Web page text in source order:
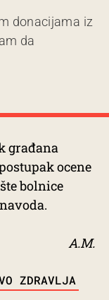
donacijama iz
da
građana
ocene
bolnice
A.M.
ZDRAVLJA